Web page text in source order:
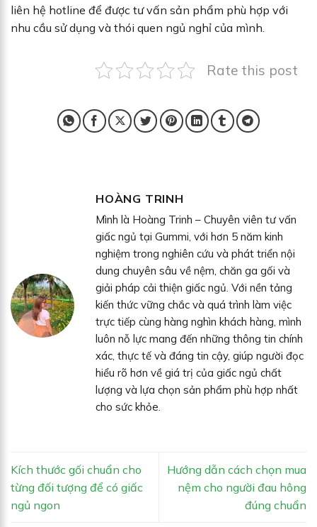
liên hệ hotline để được tư vấn sản phẩm phù hợp với
nhu cầu sử dụng và thói quen ngủ nghỉ của mình.
Rate this post
HOÀNG TRINH
Mình là Hoàng Trinh – Chuyên viên tư vấn
giấc ngủ tại Gummi, với hơn 5 năm kinh
nghiệm trong nghiên cứu và phát triển nội
dung chuyên sâu về nệm, chăn ga gối và
giải pháp cải thiện giấc ngủ. Với nền tảng
kiến thức vững chắc và quá trình làm việc
trực tiếp cùng hàng nghìn khách hàng, mình
luôn nỗ lực mang đến những thông tin chính
xác, thực tế và đáng tin cậy, giúp người đọc
hiểu rõ hơn về giá trị của giấc ngủ chất
lượng và lựa chọn sản phẩm phù hợp nhất
cho sức khỏe.
Kích thước gối chuẩn cho
từng đối tượng để có giấc
ngủ ngon
Hướng dẫn cách chọn mua
nệm cho người đau hông
đúng chuẩn